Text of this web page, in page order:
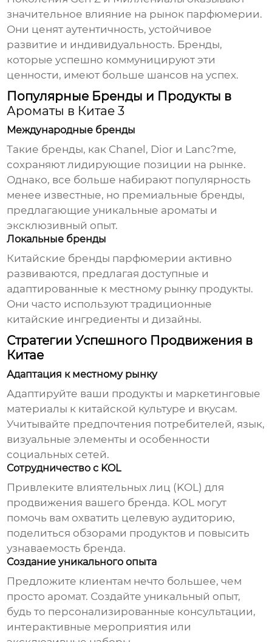
значительное влияние на рынок парфюмерии.
Они ценят аутентичность, устойчивое
развитие и индивидуальность. Бренды,
которые успешно коммуницируют эти
ценности, имеют больше шансов на успех.
Популярные Бренды и Продукты в
Ароматы в Китае 3
Международные бренды
Такие бренды, как Chanel, Dior и Lanc?me,
сохраняют лидирующие позиции на рынке.
Однако, все больше набирают популярность
менее известные, но премиальные бренды,
предлагающие уникальные ароматы и
эксклюзивный опыт.
Локальные бренды
Китайские бренды парфюмерии активно
развиваются, предлагая доступные и
адаптированные к местному рынку продукты.
Они часто используют традиционные
китайские ингредиенты и дизайны.
Стратегии Успешного Продвижения в
Китае
Адаптация к местному рынку
Адаптируйте ваши продукты и маркетинговые
материалы к китайской культуре и вкусам.
Учитывайте предпочтения потребителей, язык,
визуальные элементы и особенности
социальных сетей.
Сотрудничество с KOL
Привлеките влиятельных лиц (KOL) для
продвижения вашего бренда. KOL могут
помочь вам охватить целевую аудиторию,
поделиться обзорами продуктов и повысить
узнаваемость бренда.
Создание уникального опыта
Предложите клиентам нечто большее, чем
просто аромат. Создайте уникальный опыт,
будь то персонализированные консультации,
интерактивные мероприятия или